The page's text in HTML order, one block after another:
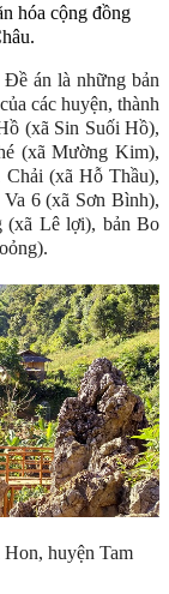
hóa cộng đồng
án là những bản
các huyện, thành
(xã Sin Suối Hồ),
(xã Mường Kim),
(xã Hỗ Thầu),
6 (xã Sơn Bình),
(xã Lê lợi), bản Bo
huyện Tam